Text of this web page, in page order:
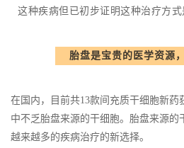
这种疾病但已初步证明这种治疗方式
胎盘是宝贵的医学资源
在国内，目前共13款间充质干细胞新药
中不乏胎盘来源的干细胞。胎盘来源的
越来越多的疾病治疗的新选择。